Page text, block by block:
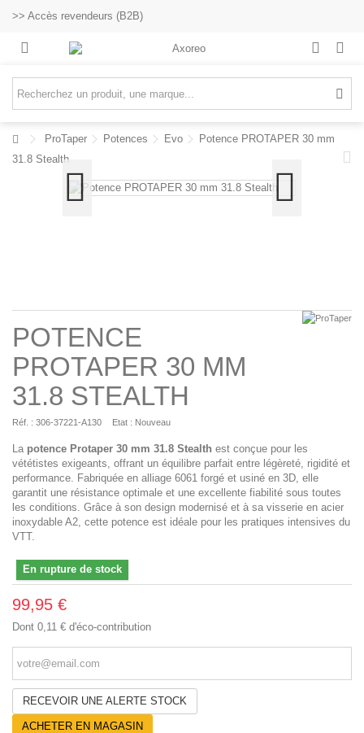
>> Accès revendeurs (B2B)
ProTaper Potences Evo
Potence PROTAPER 30 mm
31.8 Stealth
POTENCE
PROTAPER 30 MM
31.8 STEALTH
Réf. : 306-37221-A130 Etat : Nouveau
La potence Protaper 30 mm 31.8 Stealth est conçue pour les
vététistes exigeants, offrant un équilibre parfait entre légèreté, rigidité et
performance. Fabriquée en alliage 6061 forgé et usiné en 3D, elle
garantit une résistance optimale et une excellente fiabilité sous toutes
les conditions. Grâce à son design modernisé et à sa visserie en acier
inoxydable A2, cette potence est idéale pour les pratiques intensives du
VTT.
En rupture de stock
99,95 €
Dont 0,11 € d'éco-contribution
RECEVOIR UNE ALERTE STOCK
ACHETER EN MAGASIN